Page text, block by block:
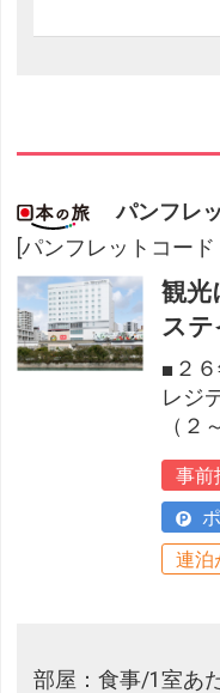
パンフレ
[パンフレットコード
観光
ステ
■２
レジ
（２
事前
連泊
部屋：食事/1室あ